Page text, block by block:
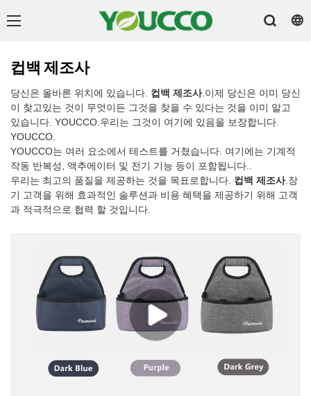
컵백 제조사
당신은 올바른 위치에 있습니다. 컵백 제조사.이제 당신은 이미 당신
이 찾고있는 것이 무엇이든 그것을 찾을 수 있다는 것을 이미 알고
있습니다. YOUCCO.우리는 그것이 여기에 있음을 보장합니다.
YOUCCO.
YOUCCO는 여러 요소에서 테스트를 거쳤습니다. 여기에는 기계적
작동 반복성, 액추에이터 및 전기 기능 등이 포함됩니다..
우리는 최고의 품질을 제공하는 것을 목표로합니다. 컵백 제조사.장
기 고객을 위해 효과적인 솔루션과 비용 혜택을 제공하기 위해 고객
과 적극적으로 협력 할 것입니다.